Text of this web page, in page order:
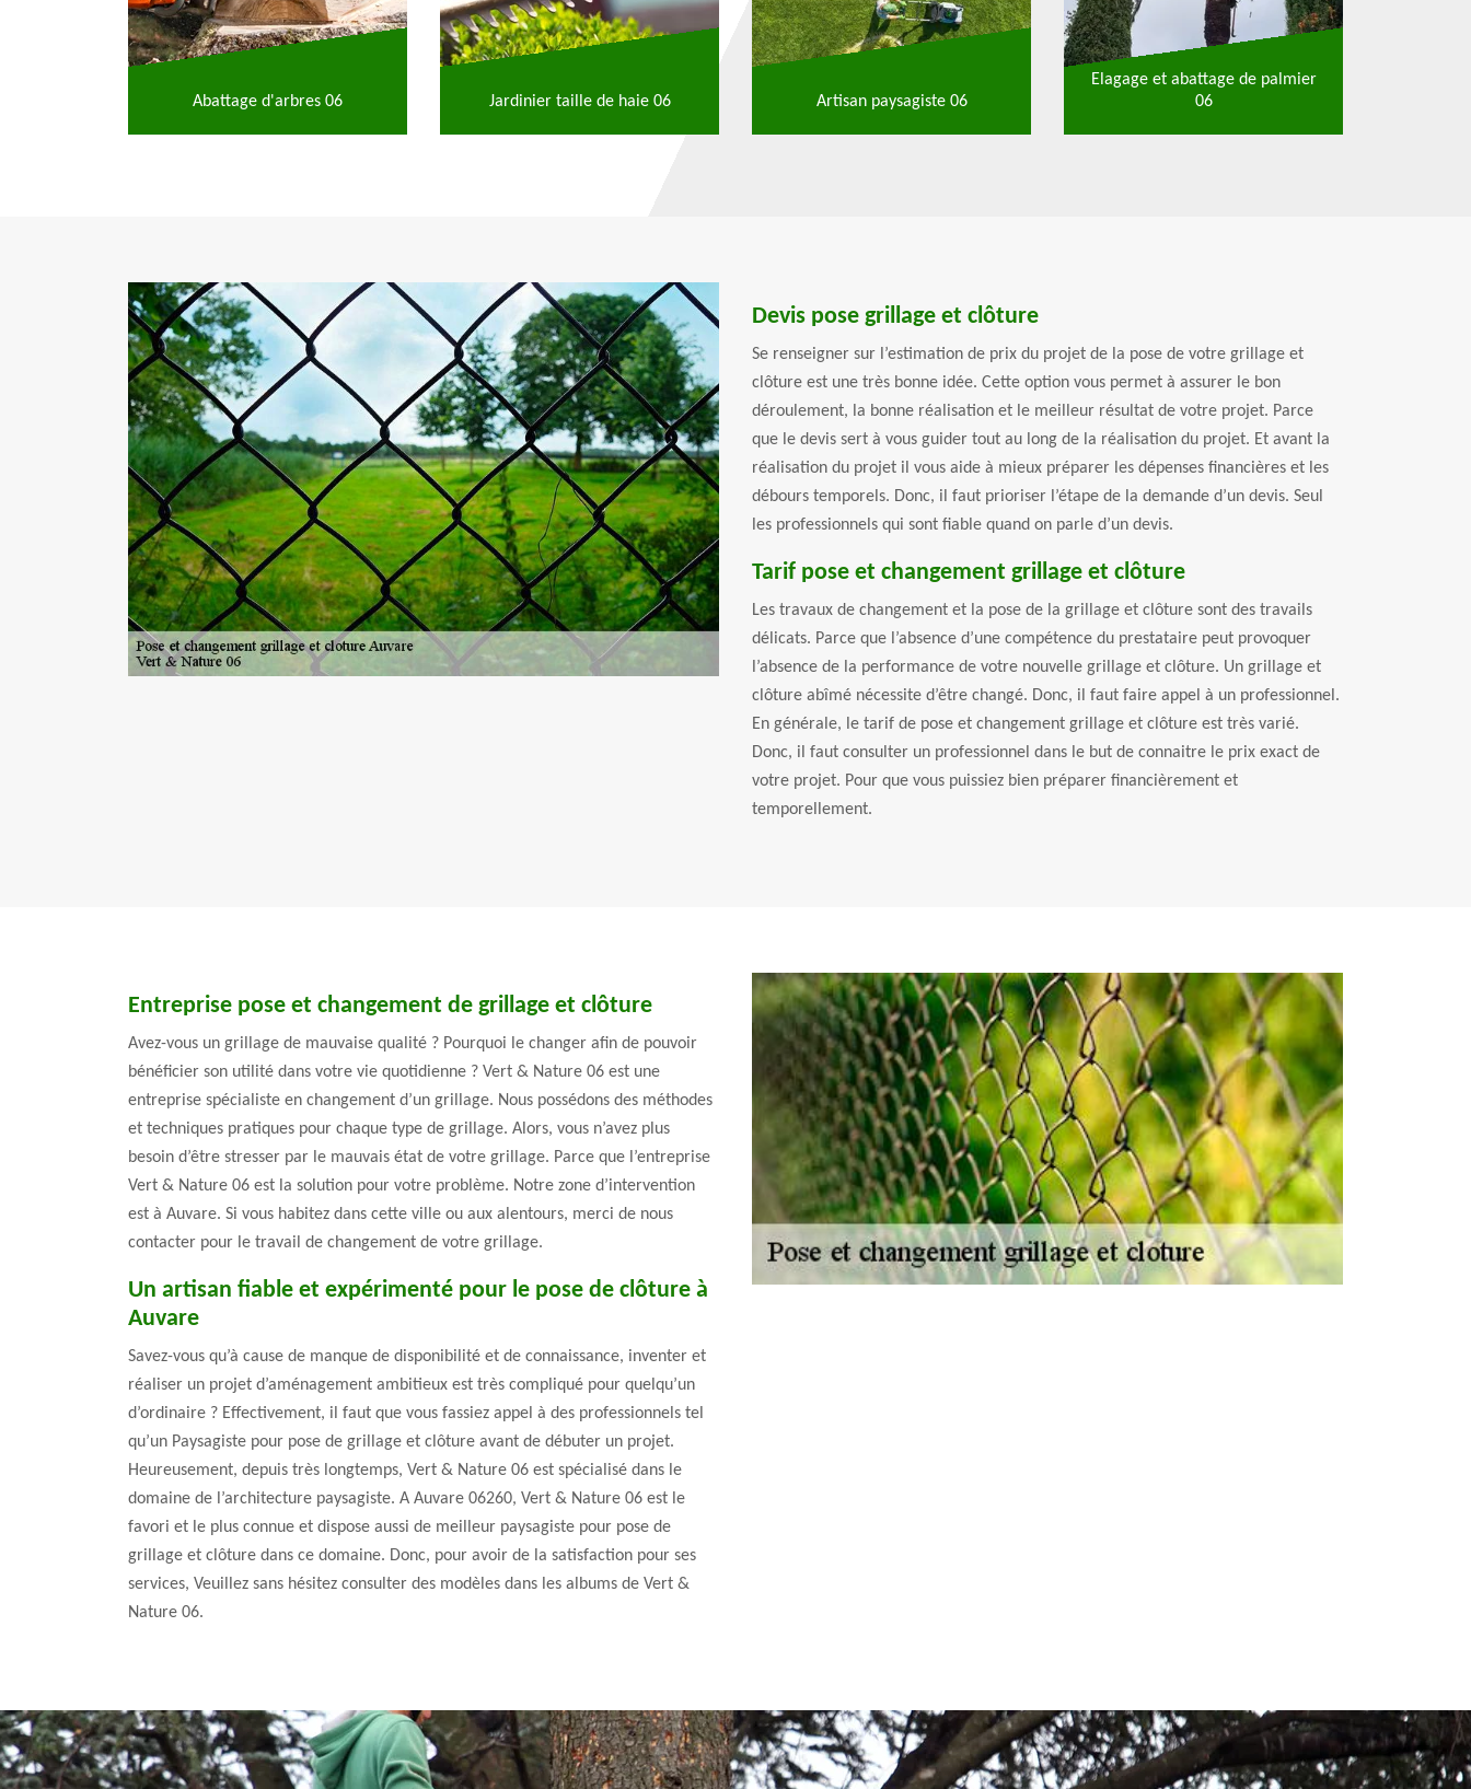
Abattage d'arbres 06 Jardinier taille de haie 06 Artisan paysagiste 06
Elagage et abattage de palmier
06
Devis pose grillage et clôture
Se renseigner sur l’estimation de prix du projet de la pose de votre grillage et
clôture est une très bonne idée. Cette option vous permet à assurer le bon
déroulement, la bonne réalisation et le meilleur résultat de votre projet. Parce
que le devis sert à vous guider tout au long de la réalisation du projet. Et avant la
réalisation du projet il vous aide à mieux préparer les dépenses financières et les
débours temporels. Donc, il faut prioriser l’étape de la demande d’un devis. Seul
les professionnels qui sont fiable quand on parle d’un devis.
Tarif pose et changement grillage et clôture
Les travaux de changement et la pose de la grillage et clôture sont des travails
délicats. Parce que l’absence d’une compétence du prestataire peut provoquer
l’absence de la performance de votre nouvelle grillage et clôture. Un grillage et
clôture abîmé nécessite d’être changé. Donc, il faut faire appel à un professionnel.
En générale, le tarif de pose et changement grillage et clôture est très varié.
Donc, il faut consulter un professionnel dans le but de connaitre le prix exact de
votre projet. Pour que vous puissiez bien préparer financièrement et
temporellement.
Entreprise pose et changement de grillage et clôture
Avez-vous un grillage de mauvaise qualité ? Pourquoi le changer afin de pouvoir
bénéficier son utilité dans votre vie quotidienne ? Vert & Nature 06 est une
entreprise spécialiste en changement d’un grillage. Nous possédons des méthodes
et techniques pratiques pour chaque type de grillage. Alors, vous n’avez plus
besoin d’être stresser par le mauvais état de votre grillage. Parce que l’entreprise
Vert & Nature 06 est la solution pour votre problème. Notre zone d’intervention
est à Auvare. Si vous habitez dans cette ville ou aux alentours, merci de nous
contacter pour le travail de changement de votre grillage.
Un artisan fiable et expérimenté pour le pose de clôture à
Auvare
Savez-vous qu’à cause de manque de disponibilité et de connaissance, inventer et
réaliser un projet d’aménagement ambitieux est très compliqué pour quelqu’un
d’ordinaire ? Effectivement, il faut que vous fassiez appel à des professionnels tel
qu’un Paysagiste pour pose de grillage et clôture avant de débuter un projet.
Heureusement, depuis très longtemps, Vert & Nature 06 est spécialisé dans le
domaine de l’architecture paysagiste. A Auvare 06260, Vert & Nature 06 est le
favori et le plus connue et dispose aussi de meilleur paysagiste pour pose de
grillage et clôture dans ce domaine. Donc, pour avoir de la satisfaction pour ses
services, Veuillez sans hésitez consulter des modèles dans les albums de Vert &
Nature 06.